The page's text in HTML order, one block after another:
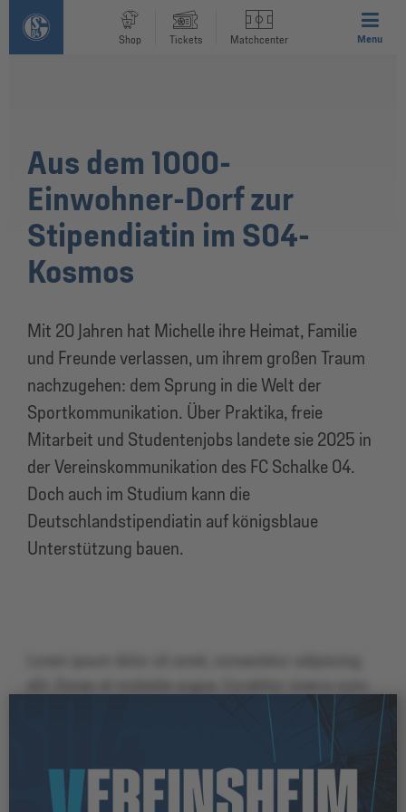
Shop Tickets Matchcenter Menu
Aus dem 1000-
Einwohner-Dorf zur
Stipendiatin im S04-
Kosmos
Mit 20 Jahren hat Michelle ihre Heimat, Familie
und Freunde verlassen, um ihrem großen Traum
nachzugehen: dem Sprung in die Welt der
Sportkommunikation. Über Praktika, freie
Mitarbeit und Studentenjobs landete sie 2025 in
der Vereinskommunikation des FC Schalke 04.
Doch auch im Studium kann die
Deutschlandstipendiatin auf königsblaue
Unterstützung bauen.
vel tincidunt pretium. Vivamus quam lacus, semper
sit amet massa non, pulvinar blandit arcu. Cras
feugiat ante eu vulputate sollicitudin. Nunc imperdiet
nec nibh sit amet imperdiet. Integer eros purus,
euismod vel volutpat vitae, rutrum vitae nisi. Ut